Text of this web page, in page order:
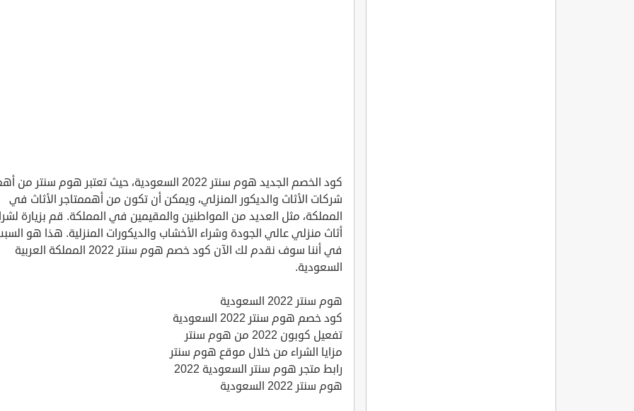
كود الخصم الجديد هوم سنتر 2022 السعودية، حيث تعتبر هوم سنتر من
شركات الأثاث والديكور المنزلي، ويمكن أن تكون من أهممتاجر الأثاث في
المملكة، مثل العديد من المواطنين والمقيمين في المملكة. قم بزيارة
أثاث منزلي عالي الجودة وشراء الأخشاب والديكورات المنزلية. هذا هو
في أننا سوف نقدم لك الآن كود خصم هوم سنتر 2022 المملكة العربية
السعودية.
هوم سنتر 2022 السعودية
كود خصم هوم سنتر 2022 السعودية
تفعيل كوبون 2022 من هوم سنتر
مزايا الشراء من خلال موقع هوم سنتر
رابط متجر هوم سنتر السعودية 2022
هوم سنتر 2022 السعودية